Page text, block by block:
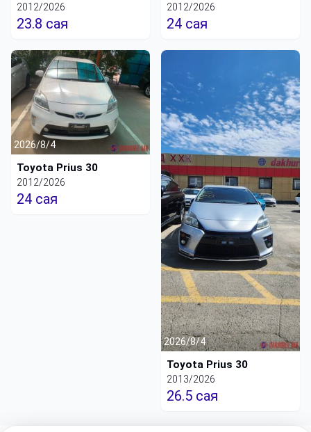
2012/2026
23.8 сая
2012/2026
24 сая
2026/8/4
Toyota Prius 30
2012/2026
24 сая
2026/8/4
Toyota Prius 30
2013/2026
26.5 сая